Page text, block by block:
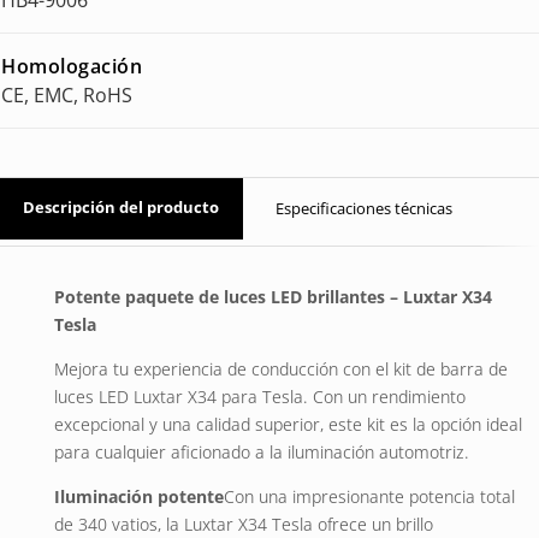
Homologación
CE, EMC, RoHS
Descripción del producto Especificaciones técnicas
Potente paquete de luces LED brillantes – Luxtar X34
Tesla
Mejora tu experiencia de conducción con el kit de barra de
luces LED Luxtar X34 para Tesla. Con un rendimiento
excepcional y una calidad superior, este kit es la opción ideal
para cualquier aficionado a la iluminación automotriz.
Iluminación potenteCon una impresionante potencia total
de 340 vatios, la Luxtar X34 Tesla ofrece un brillo